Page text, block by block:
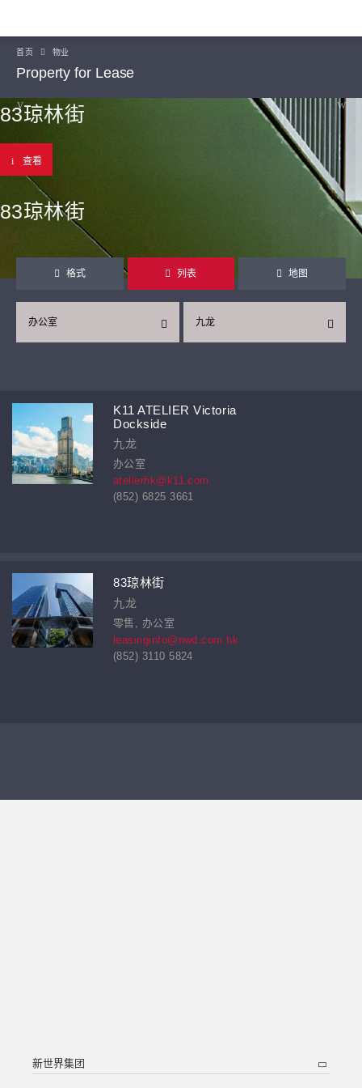
首页 物业
Property for Lease
83琼林街
查看
83琼林街
格式 列表 地图
九龙
办公室
K11 ATELIER Victoria
Dockside
九龙
办公室
atelierhk@k11.com
(852) 6825 3661
83琼林街
九龙
零售, 办公室
leasinginfo@nwd.com.hk
(852) 3110 5824
新世界集团